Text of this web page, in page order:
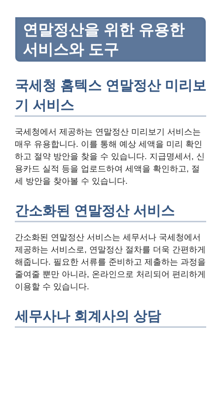
연말정산을 위한 유용한
서비스와 도구
국세청 홈텍스 연말정산 미리보
기 서비스
국세청에서 제공하는 연말정산 미리보기 서비스는
매우 유용합니다. 이를 통해 예상 세액을 미리 확인
하고 절약 방안을 찾을 수 있습니다. 지급명세서, 신
용카드 실적 등을 업로드하여 세액을 확인하고, 절
세 방안을 찾아볼 수 있습니다.
간소화된 연말정산 서비스
간소화된 연말정산 서비스는 세무서나 국세청에서
제공하는 서비스로, 연말정산 절차를 더욱 간편하게
해줍니다. 필요한 서류를 준비하고 제출하는 과정을
줄여줄 뿐만 아니라, 온라인으로 처리되어 편리하게
이용할 수 있습니다.
세무사나 회계사의 상담